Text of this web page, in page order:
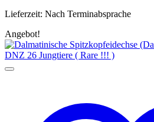
Lieferzeit: Nach Terminabsprache
Angebot!